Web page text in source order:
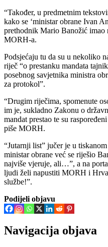
“Također, u predmetnim
kako se ‘ministar obrane Ivan
prethodnik Mario Banožić imao
MORH-a.
Podsjećaju tu da su u nekoliko
riječ “o prestanku mandata
posebnog savjetnika ministra
za protokol”.
“Drugim riječima, spomenute
im je, sukladno Zakonu o
mandat prestao te su
piše MORH.
“Jutarnji list” jučer je u
ministar obrane već se riješio
najviše vjeruje, ali…”, a na
ljudi želi napustiti MORH i
službe!”.
Podijeli objavu
Navigacija objava